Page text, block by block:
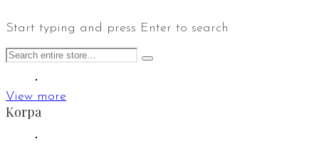
Start typing and press Enter to search
View more
Korpa